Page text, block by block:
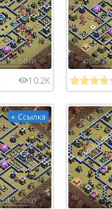
10.2K
+ Ссылка